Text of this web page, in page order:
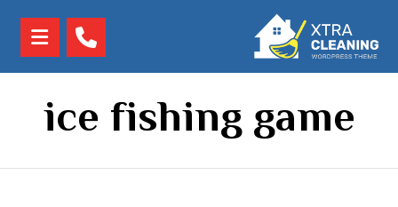
ice fishing game